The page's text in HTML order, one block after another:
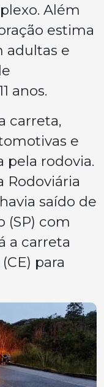
Além
estima
adultas e
anos.
carreta,
e
pela rodovia.
Rodoviária
saído de
(SP) com
a carreta
para